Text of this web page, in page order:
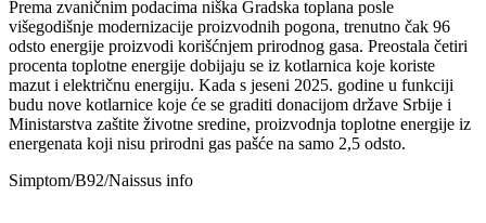
Prema zvaničnim podacima niška Gradska toplana posle
višegodišnje modernizacije proizvodnih pogona, trenutno čak 96
odsto energije proizvodi korišćnjem prirodnog gasa. Preostala četiri
procenta toplotne energije dobijaju se iz kotlarnica koje koriste
mazut i električnu energiju. Kada s jeseni 2025. godine u funkciji
budu nove kotlarnice koje će se graditi donacijom države Srbije i
Ministarstva zaštite životne sredine, proizvodnja toplotne energije iz
energenata koji nisu prirodni gas pašće na samo 2,5 odsto.
Simptom/B92/Naissus info